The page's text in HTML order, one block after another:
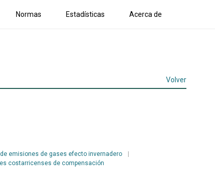
Normas Estadísticas Acerca de
Volver
emisiones de gases efecto invernadero
|
costarricenses de compensación